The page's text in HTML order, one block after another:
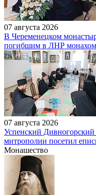
07 августа 2026
В Череменецком
погибшим в ЛНР
07 августа 2026
Успенский
митрополии посетил
Монашество